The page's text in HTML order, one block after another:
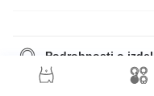
Podrobnosti o
For 1.6mm pins